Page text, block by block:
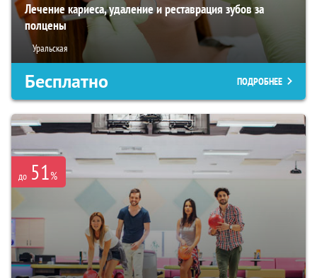
Лечение кариеса, удаление и реставрация зубов за
полцены
Уральская
Бесплатно ПОДРОБНЕЕ
до 51%